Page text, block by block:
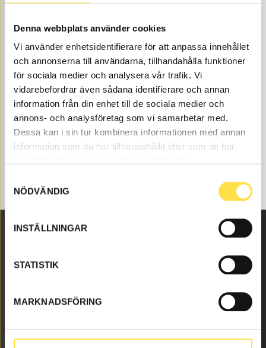
Denna webbplats använder cookies
Vi använder enhetsidentifierare för att anpassa innehållet
och annonserna till användarna, tillhandahålla funktioner
för sociala medier och analysera vår trafik. Vi
vidarebefordrar även sådana identifierare och annan
information från din enhet till de sociala medier och
annons- och analysföretag som vi samarbetar med.
Dessa kan i sin tur kombinera informationen med annan
information som du har tillhandahållit eller som de har
NÖDVÄNDIG
INSTÄLLNINGAR
STATISTIK
MARKNADSFÖRING
backhoe loaders are available as new or used parts and
carefully refurbished machinery parts both original and
non-original. We have machinery like position 18 for all
Volvo construction machines and these machinery
parts like shim (1171-75110, SH5110, 117204110) to
position 18 that fits Volvo backhoe loaders BM 616B.
info@batrading.se
+46 (0) 152-32500